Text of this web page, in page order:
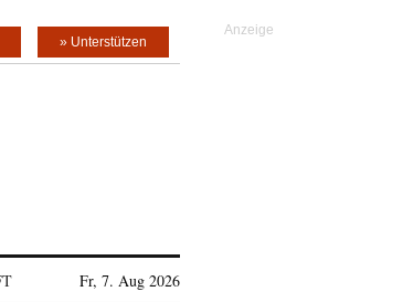
» Unterstützen
Fr, 7. Aug 2026